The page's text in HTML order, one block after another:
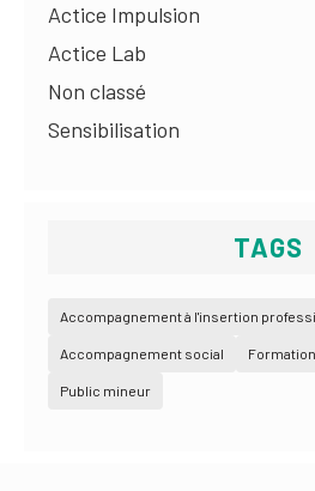
Actice Impulsion
Actice Lab
Non classé
Sensibilisation
TAGS
Accompagnement à l'insertion
Accompagnement social
Public mineur